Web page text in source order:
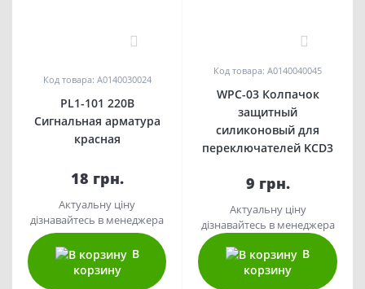
0
Код товара: A0140030024
PL1-101 220В
Сигнальная арматура
красная
18 грн.
Актуальну ціну
дізнавайтесь в менеджера
В
корзину
0
Код товара: A0140040045
WPC-03 Колпачок
защитный
силиконовый для
переключателей KCD3
9 грн.
Актуальну ціну
дізнавайтесь в менеджера
В
корзину